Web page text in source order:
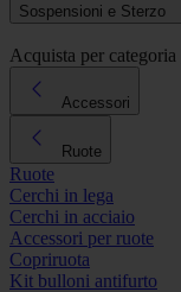
Sospensioni e Sterzo
Acquista per categoria
Accessori
Ruote
Ruote
Cerchi in lega
Cerchi in acciaio
Accessori per ruote
Copriruota
Kit bulloni antifurto